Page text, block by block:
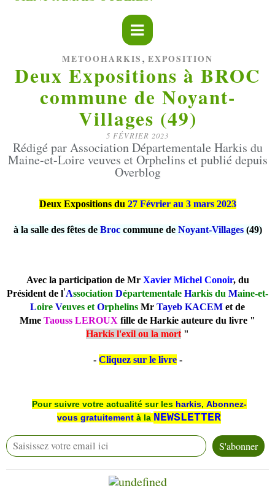
METOOHARKIS , EXPOSITION
Deux Expositions à BROC
commune de Noyant-
Villages (49)
5 FÉVRIER 2023
Rédigé par Association Départementale Harkis du
Maine-et-Loire veuves et Orphelins et publié depuis
Overblog
Deux Expositions du 27 Février au 3 mars 2023
à la salle des fêtes de Broccommune de Noyant-Villages(49)
Avec la participation de Mr Xavier Michel Conoir, du
Président de l'Association Départementale Harkis du Maine-et-
Loire Veuves et Orphelins Mr Tayeb KACEM et de
Mme Taouss LEROUX fille de Harkie auteure du livre "
Harkis l'exil ou la mort "
- Cliquez sur le livre-
Pour suivre votre actualité sur les harkis, Abonnez-
vous gratuitement à la NEWSLETTER